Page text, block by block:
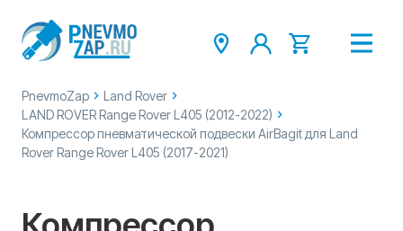
PnevmoZap
Land Rover
LAND ROVER Range Rover L405 (2012-2022)
Компрессор пневматической подвески AirBagit для Land
Rover Range Rover L405 (2017-2021)